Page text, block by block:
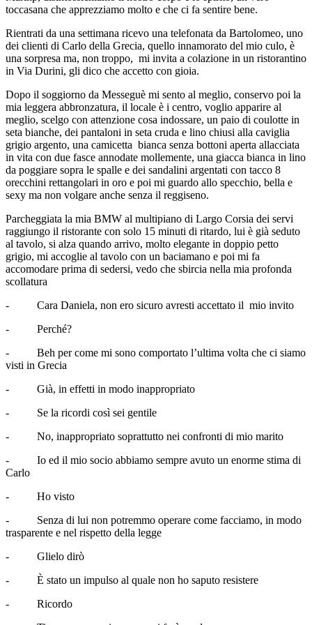
toccasana che apprezziamo molto e che ci fa sentire bene.
Rientrati da una settimana ricevo una telefonata da Bartolomeo, uno
dei clienti di Carlo della Grecia, quello innamorato del mio culo, è
una sorpresa ma, non troppo, mi invita a colazione in un ristorantino
in Via Durini, gli dico che accetto con gioia.
Dopo il soggiorno da Messeguè mi sento al meglio, conservo poi la
mia leggera abbronzatura, il locale è i centro, voglio apparire al
meglio, scelgo con attenzione cosa indossare, un paio di coulotte in
seta bianche, dei pantaloni in seta cruda e lino chiusi alla caviglia
grigio argento, una camicetta bianca senza bottoni aperta allacciata
in vita con due fasce annodate mollemente, una giacca bianca in lino
da poggiare sopra le spalle e dei sandalini argentati con tacco 8
orecchini rettangolari in oro e poi mi guardo allo specchio, bella e
sexy ma non volgare anche senza il reggiseno.
Parcheggiata la mia BMW al multipiano di Largo Corsia dei servi
raggiungo il ristorante con solo 15 minuti di ritardo, lui è già seduto
al tavolo, si alza quando arrivo, molto elegante in doppio petto
grigio, mi accoglie al tavolo con un baciamano e poi mi fa
accomodare prima di sedersi, vedo che sbircia nella mia profonda
scollatura
- Cara Daniela, non ero sicuro avresti accettato il mio invito
- Perché?
- Beh per come mi sono comportato l’ultima volta che ci siamo
visti in Grecia
- Già, in effetti in modo inappropriato
- Se la ricordi così sei gentile
- No, inappropriato soprattutto nei confronti di mio marito
- Io ed il mio socio abbiamo sempre avuto un enorme stima di
Carlo
- Ho visto
- Senza di lui non potremmo operare come facciamo, in modo
trasparente e nel rispetto della legge
- Glielo dirò
- È stato un impulso al quale non ho saputo resistere
- Ricordo